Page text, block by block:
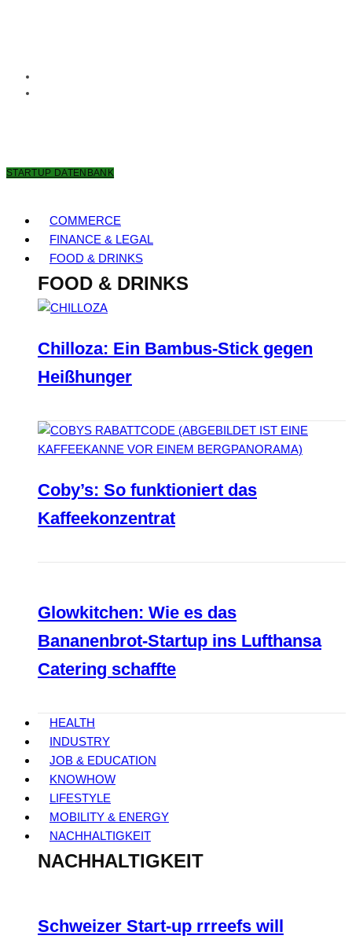
STARTUP DATENBANK
COMMERCE
FINANCE & LEGAL
FOOD & DRINKS
FOOD & DRINKS
Chilloza: Ein Bambus-Stick gegen
Heißhunger
Coby’s: So funktioniert das
Kaffeekonzentrat
Glowkitchen: Wie es das
Bananenbrot-Startup ins Lufthansa
Catering schaffte
HEALTH
INDUSTRY
JOB & EDUCATION
KNOWHOW
LIFESTYLE
MOBILITY & ENERGY
NACHHALTIGKEIT
NACHHALTIGKEIT
Schweizer Start-up rrreefs will